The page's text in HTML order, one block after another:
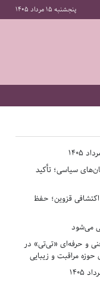
پنجشنبه 15 مرداد 1405
سیاسی؛ تأکید
قزوین؛ حفظ
می‌شود
و حرفه‌ای «تی‌تی» در
حوزه مراقبت و زیبایی